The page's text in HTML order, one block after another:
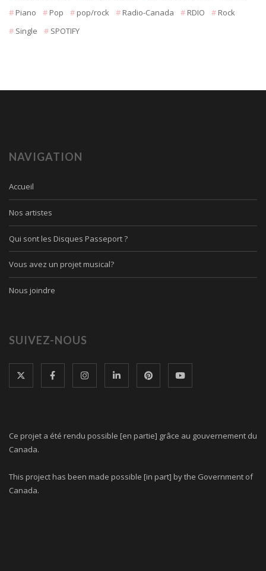
Piano
Pop pop/rock Radio-Canada RDIO
Rock
Single
SPOTIFY
NAVIGATION
Accueil
Nos artistes
Qui sont les Disques Passeport ?
Vous avez un projet musical?
Nous joindre
SUIVEZ-NOUS
Ce projet a été rendu possible [en partie] grâce au gouvernement du
Canada.
This project has been made possible [in part] by the Government of
Canada.